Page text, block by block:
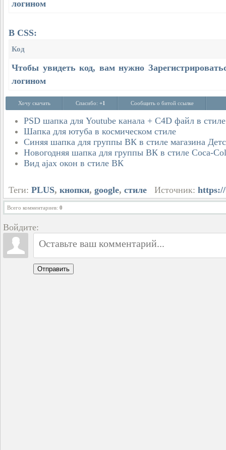
логином
В CSS:
Код
Чтобы увидеть код, вам нужно
логином
Хочу скачать Спасибо: +1 Сообщить о битой ссылке
PSD шапка для Youtube канала + С4D файл в
Шапка для ютуба в космическом стиле
Синяя шапка для группы ВК в стиле магазина
Новогодняя шапка для группы ВК в стиле Coca-
Вид ajax окон в стиле ВК
Теги: PLUS, кнопки, google, стиле Источник:
Всего комментариев: 0
Войдите:
Отправить